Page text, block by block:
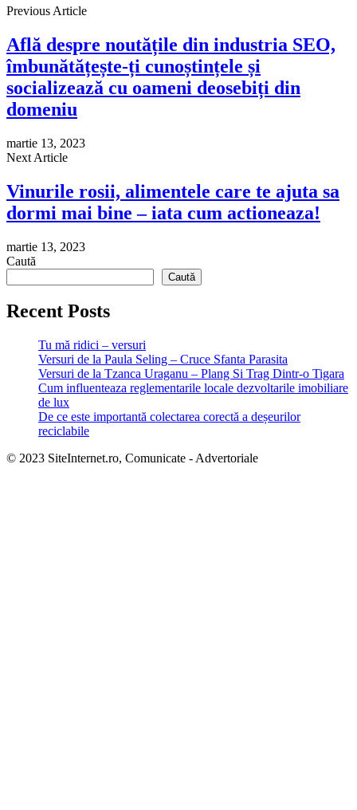
Previous Article
Află despre noutățile din industria SEO,
îmbunătățește-ți cunoștințele și
socializează cu oameni deosebiți din
domeniu
martie 13, 2023
Next Article
Vinurile rosii, alimentele care te ajuta sa
dormi mai bine – iata cum actioneaza!
martie 13, 2023
Caută
Caută
Recent Posts
Tu mă ridici – versuri
Versuri de la Paula Seling – Cruce Sfanta Parasita
Versuri de la Tzanca Uraganu – Plang Si Trag Dintr-o Tigara
Cum influenteaza reglementarile locale dezvoltarile imobiliare
de lux
De ce este importantă colectarea corectă a deșeurilor
reciclabile
© 2023 SiteInternet.ro, Comunicate - Advertoriale